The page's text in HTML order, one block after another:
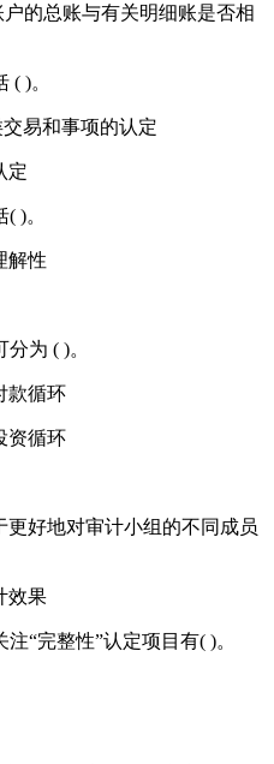
的总账与有关明细账是否相
( )。
易和事项的认定
定
)。
解性
为 ( )。
款循环
资循环
好地对审计小组的不同成员
效果
“完整性”认定项目有( )。